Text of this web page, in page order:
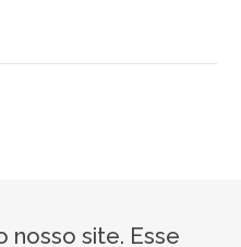
nosso site. Esse